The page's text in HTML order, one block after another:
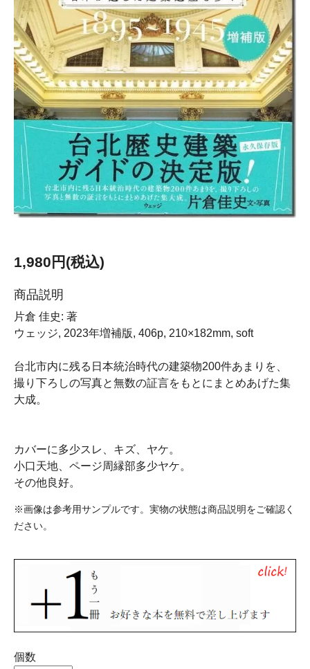
1,980円(税込)
商品説明
片倉 佳史: 著
ウェッジ, 2023年増補版, 406p, 210×182mm, soft
台北市内に残る日本統治時代の建築物200件あまりを、
撮り下ろしの写真と無数の証言をもとにまとめあげた集
大成。
カバーに多少スレ、キズ、ヤケ。
小口天地、ページ周縁部多少ヤケ。
その他良好。
※画像は参考用サンプルです。実物の状態は商品説明をご確認く
ださい。
個数